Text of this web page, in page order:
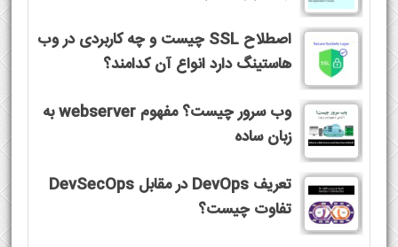
اصطلاح SSL چیست و چه کاربردی در وب
هاستینگ دارد انواع آن کدامند؟
وب سرور چیست؟ مفهوم webserver به
زبان ساده
تعریف DevOps در مقابل DevSecOps
تفاوت چیست؟